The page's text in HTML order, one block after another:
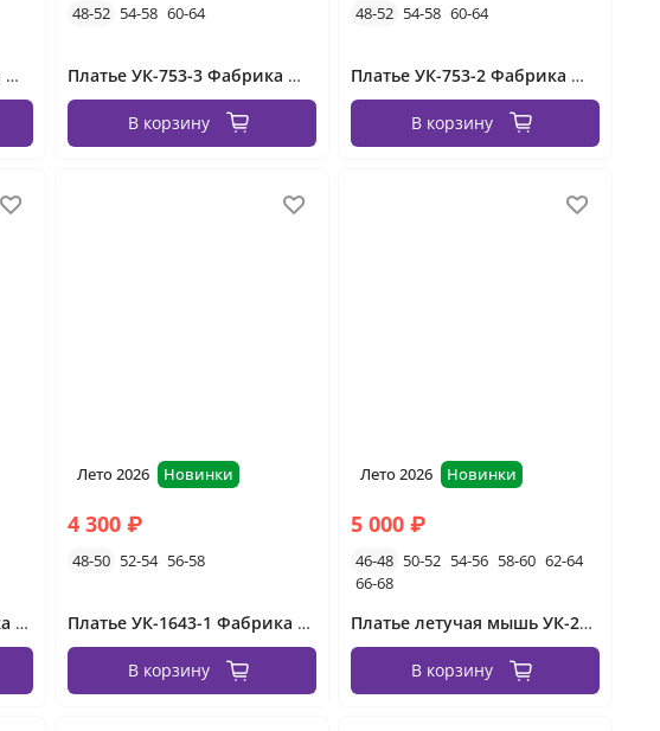
Платье УК-760-1 Фабрика Моды
48-52 54-58 60-64
Платье УК-753-3 Фабрика Моды
В корзину
48-52 54-58 60-64
Платье УК-753-2 Фабрика Моды
В корзину
Платье УК-1643-2 Фабрика Моды
Лето 2026 Новинки
4 300 ₽
48-50 52-54 56-58
Платье УК-1643-1 Фабрика Моды
В корзину
Лето 2026 Новинки
5 000 ₽
46-48 50-52 54-56 58-60 62-64
66-68
Платье летучая мышь УК-2656-4 Фабрика Моды
В корзину